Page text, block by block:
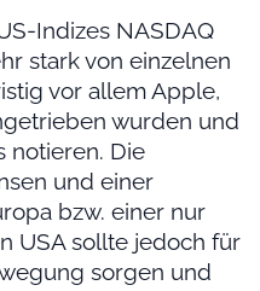
Indizes NASDAQ
stark von einzelnen
vor allem Apple,
wurden und
notieren. Die
und einer
bzw. einer nur
USA sollte jedoch für
sorgen und